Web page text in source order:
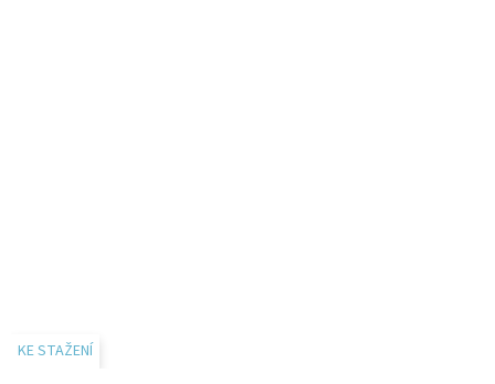
KE STAŽENÍ